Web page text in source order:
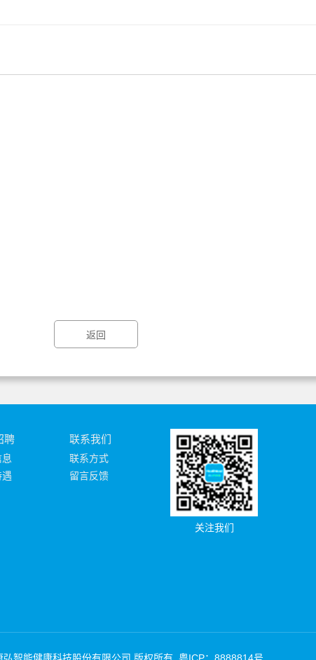
返回
聘 联系我们
联系方式
留言反馈
关注我们